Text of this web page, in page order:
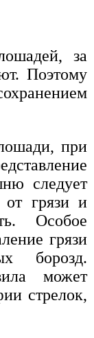
за
Поэтому
при
следует
от грязи и
Особое
грязи
борозд.
может
стрелок,